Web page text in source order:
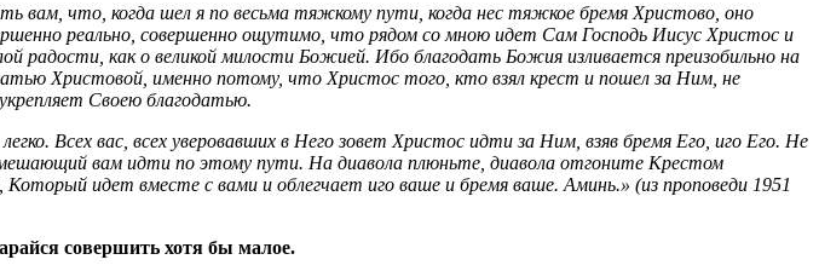
вам, что, когда шел я по весьма тяжкому пути, когда нес тяжкое бремя Христово, оно
реально, совершенно ощутимо, что рядом со мною идет Сам Господь Иисус Христос и
как о великой милости Божией. Ибо благодать Божия изливается преизобильно на
Христовой, именно потому, что Христос того, кто взял крест и пошел за Ним, не
Своею благодатью.
Всех вас, всех уверовавших в Него зовет Христос идти за Ним, взяв бремя Его, иго Его. Не
вам идти по этому пути. На диавола плюньте, диавола отгоните Крестом
идет вместе с вами и облегчает иго ваше и бремя ваше. Аминь.» (из проповеди 1951
совершить хотя бы малое.